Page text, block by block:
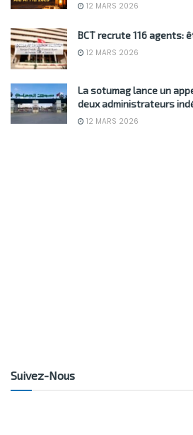
12 MARS 2026
BCT recrute 116 agents:
12 MARS 2026
La sotumag lance un
deux administrateurs
12 MARS 2026
Suivez-Nous